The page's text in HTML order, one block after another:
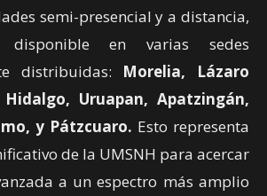
semi-presencial y a distancia,
disponible en varias sedes
distribuidas: Morelia, Lázaro
Hidalgo, Uruapan, Apatzingán,
y Pátzcuaro. Esto representa
de la UMSNH para acercar
a un espectro más amplio